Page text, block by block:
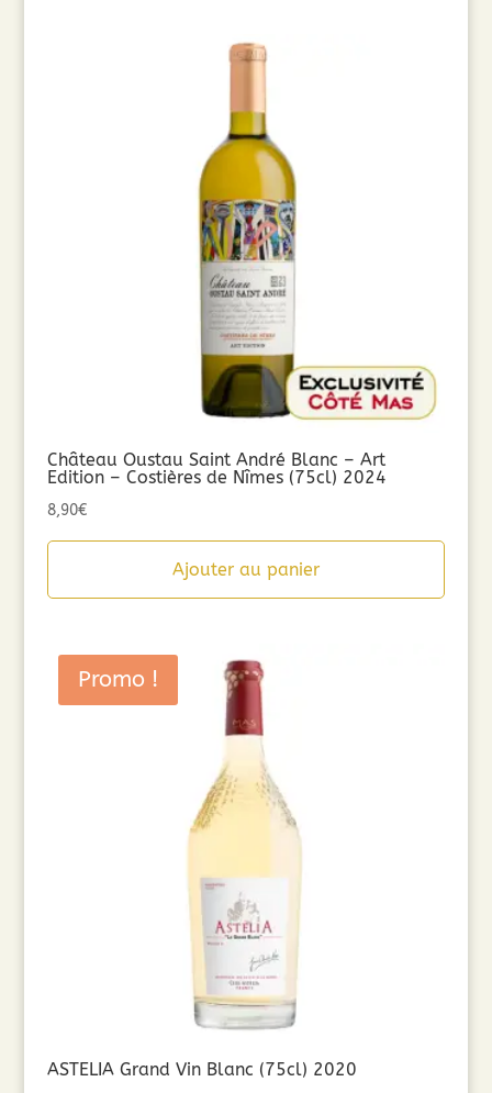
Château Oustau Saint André Blanc – Art
Edition – Costières de Nîmes (75cl) 2024
8,90€
Ajouter au panier
Promo !
ASTELIA Grand Vin Blanc (75cl) 2020